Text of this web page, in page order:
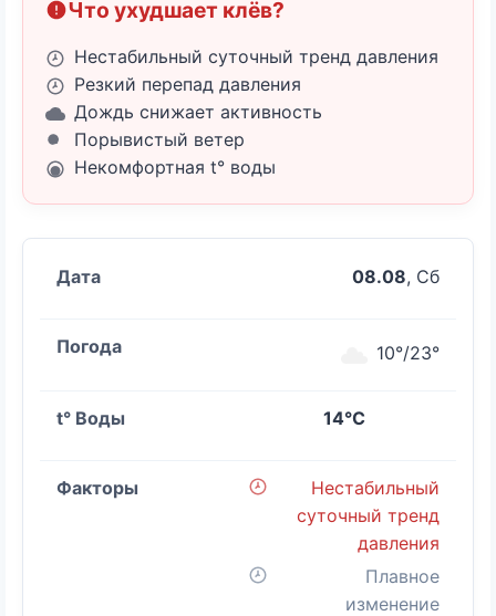
Что ухудшает клёв?
Нестабильный суточный тренд давления
Резкий перепад давления
Дождь снижает активность
Порывистый ветер
Некомфортная t° воды
08.08, Сб
10°/23°
14°C
Нестабильный
суточный тренд
давления
Плавное
изменение